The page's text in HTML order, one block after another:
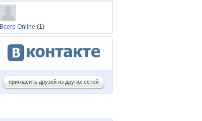
Всего Online (1)
пригласить друзей из других сетей